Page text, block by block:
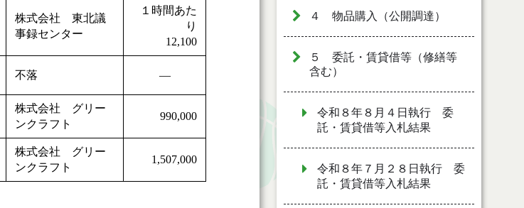
株式会社 東北議
事録センター
１時間あた
り
12,100
不落 ―
株式会社 グリー
ンクラフト
990,000
株式会社 グリー
ンクラフト
1,507,000
４ 物品購入（公開調達）
５ 委託・賃貸借等（修繕等
含む）
令和８年８月４日執行 委
託・賃貸借等入札結果
令和８年７月２８日執行 委
託・賃貸借等入札結果